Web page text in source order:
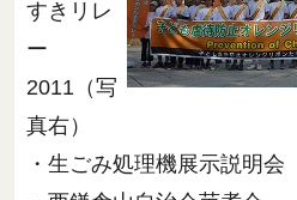
すきリレ
ー
2011（写
真右）
・生ごみ処理機展示説明会